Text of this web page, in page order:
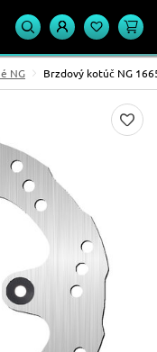
NG Brzdový kotúč NG